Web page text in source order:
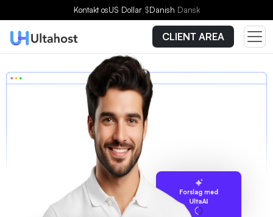
Kontakt osUS Dollar $Danish Dansk
CLIENT AREA
Forslag med
UltaAI